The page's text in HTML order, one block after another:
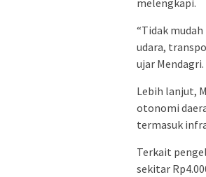
melengkapi.
“Tidak
udara,
ujar Mendagri.
Lebih lanjut,
otonomi
termasuk
Terkait
sekitar